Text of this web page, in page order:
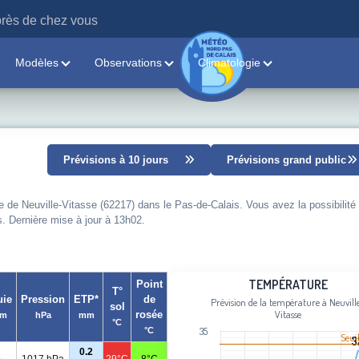
de chez vous
Modèles Observations Climatologie
Prévisions à 10 jours Prévisions grand public
Neuville-Vitasse (62217) dans le Pas-de-Calais. Vous avez la possibilité
Dernière mise à jour à 13h02.
Pression
hPa
ETP*
mm
T°
sol
°C
Point
de
rosée
°C
0.2
Line chart with 97 data points.
View as data table, Température
TEMPÉRATURE
Prévision de la température à
Vitasse
35